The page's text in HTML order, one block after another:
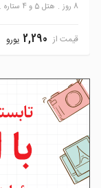
8 روز هتل 5 و 4 ستاره
قیمت از 2,290 یورو